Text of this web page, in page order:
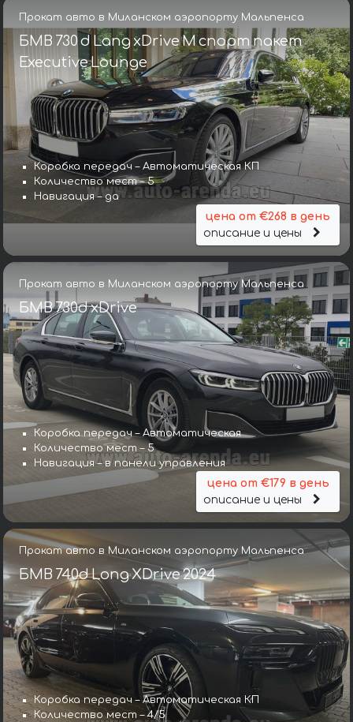
Прокат авто в Миланском аэропорту Мальпенса
БМВ 730 d Lang xDrive M спорт пакет
Executive Lounge
Коробка передач – Автоматическая КП
Количество мест – 5
Навигация – да
цена от €268 в день
описание и цены
Прокат авто в Миланском аэропорту Мальпенса
БМВ 730d xDrive
Коробка передач – Автоматическая
Количество мест – 5
Навигация – в панели управления
цена от €179 в день
описание и цены
Прокат авто в Миланском аэропорту Мальпенса
БМВ 740d Long XDrive 2024
Коробка передач – Автоматическая КП
Количество мест – 4/5